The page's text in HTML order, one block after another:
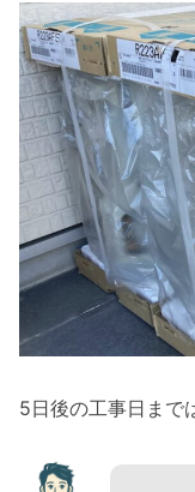
5日後の工事日まで